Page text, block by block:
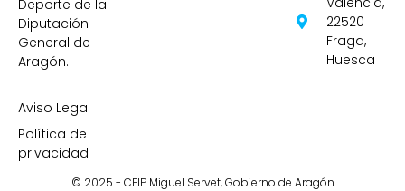
Deporte de la
Diputación
General de
Aragón.
Aviso Legal
Política de
privacidad
22520
Fraga,
Huesca
© 2025 - CEIP Miguel Servet,Gobierno de Aragón